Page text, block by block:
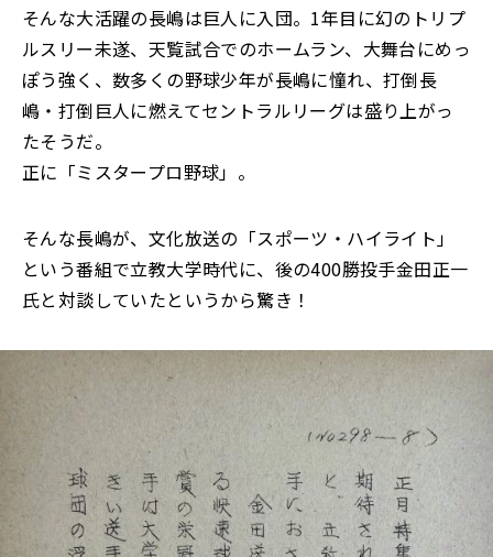
そんな大活躍の長嶋は巨人に入団。1年目に幻のトリプ
ルスリー未遂、天覧試合でのホームラン、大舞台にめっ
ぽう強く、数多くの野球少年が長嶋に憧れ、打倒長
嶋・打倒巨人に燃えてセントラルリーグは盛り上がっ
たそうだ。
正に「ミスタープロ野球」。
そんな長嶋が、文化放送の「スポーツ・ハイライト」
という番組で立教大学時代に、後の400勝投手金田正一
氏と対談していたというから驚き！